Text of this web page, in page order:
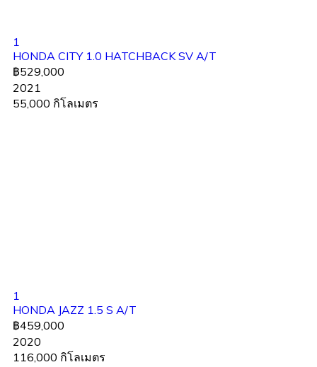
1
HONDA CITY 1.0 HATCHBACK SV A/T
฿529,000
2021
55,000 กิโลเมตร
1
HONDA JAZZ 1.5 S A/T
฿459,000
2020
116,000 กิโลเมตร